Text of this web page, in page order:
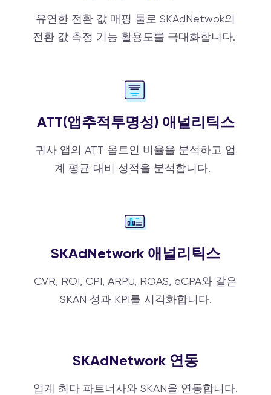
유연한 전환 값 매핑 툴로 SKAdNetwok의
전환 값 측정 기능 활용도를 극대화합니다.
ATT(앱추적투명성) 애널리틱스
귀사 앱의 ATT 옵트인 비율을 분석하고 업
계 평균 대비 성적을 분석합니다.
SKAdNetwork 애널리틱스
CVR, ROI, CPI, ARPU, ROAS, eCPA와 같은
SKAN 성과 KPI를 시각화합니다.
SKAdNetwork 연동
업계 최다 파트너사와 SKAN을 연동합니다.